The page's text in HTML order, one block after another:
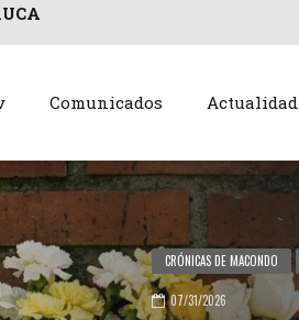
Comunicados Actualidad
Alexis Jiménez